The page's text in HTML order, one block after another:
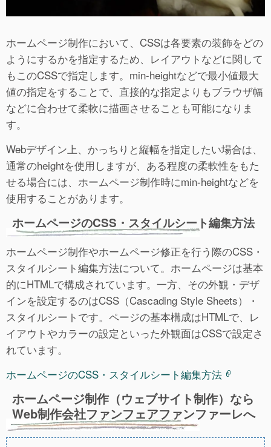
ホームページ制作において、CSSは各要素の装飾をどの
ようにするかを指定するため、レイアウトなどに関して
もこのCSSで指定します。min-heightなどで最小値最大
値の指定をすることで、直接的な指定よりもブラウザ幅
などに合わせて柔軟に描画させることも可能になりま
す。
Webデザイン上、かっちりと縦幅を指定したい場合は、
通常のheightを使用しますが、ある程度の柔軟性をもた
せる場合には、ホームページ制作時にmin-heightなどを
使用することがあります。
ホームページのCSS・スタイルシート編集方法
ホームページ制作やホームページ修正を行う際のCSS・
スタイルシート編集方法について。ホームページは基本
的にHTMLで構成されています。一方、その外観・デザ
インを設定するのはCSS（Cascading Style Sheets）・
スタイルシートです。ページの基本構成はHTMLで、レ
イアウトやカラーの設定といった外観面はCSSで設定さ
れています。
ホームページのCSS・スタイルシート編集方法
ホームページ制作（ウェブサイト制作）なら
Web制作会社ファンフェアファンファーレへ